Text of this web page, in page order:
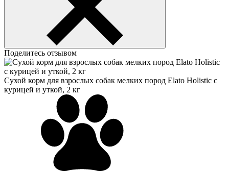
Поделитесь отзывом
Сухой корм для взрослых собак мелких пород Elato Holistic с
курицей и уткой, 2 кг